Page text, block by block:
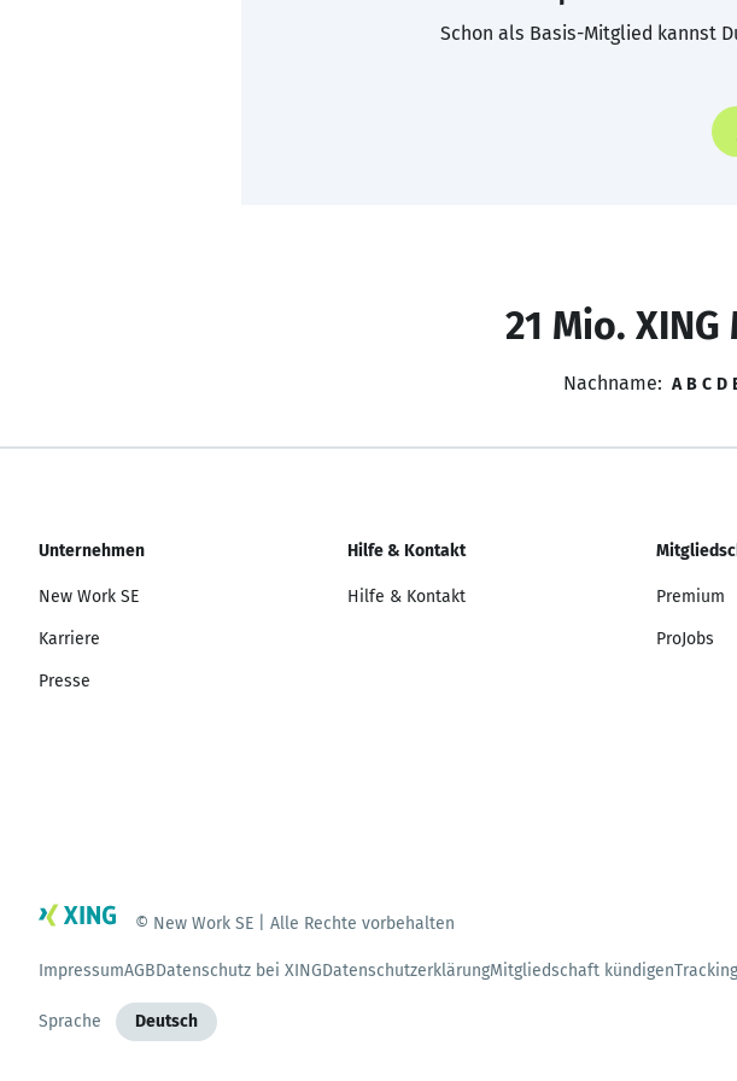
Schon als Basis-Mitglied kannst
21 Mio.
Nachname: A B C D
Unternehmen
New Work SE
Karriere
Presse
Hilfe & Kontakt
Hilfe & Kontakt Premium
ProJobs
© New Work SE | Alle Rechte vorbehalten
ImpressumAGBDatenschutz bei XINGDatenschutzerklärungMitgliedschaft kündigenTracking
Sprache Deutsch